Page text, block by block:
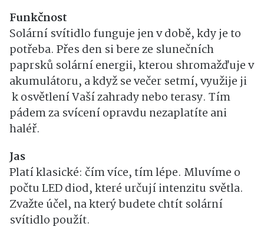
Funkčnost
Solární svítidlo funguje jen v době, kdy je to
potřeba. Přes den si bere ze slunečních
paprsků solární energii, kterou shromažďuje v
akumulátoru, a když se večer setmí, využije ji
k osvětlení Vaší zahrady nebo terasy. Tím
pádem za svícení opravdu nezaplatíte ani
haléř.
Jas
Platí klasické: čím více, tím lépe. Mluvíme o
počtu LED diod, které určují intenzitu světla.
Zvažte účel, na který budete chtít solární
svítidlo použít.